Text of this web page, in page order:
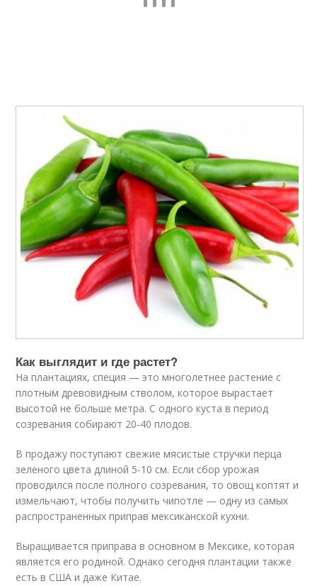
Как выглядит и где растет?
На плантациях, специя — это многолетнее растение с
плотным древовидным стволом, которое вырастает
высотой не больше метра. С одного куста в период
созревания собирают 20-40 плодов.
В продажу поступают свежие мясистые стручки перца
зеленого цвета длиной 5-10 см. Если сбор урожая
проводился после полного созревания, то овощ коптят и
измельчают, чтобы получить чипотле — одну из самых
распространенных приправ мексиканской кухни.
Выращивается приправа в основном в Мексике, которая
является его родиной. Однако сегодня плантации также
есть в США и даже Китае.